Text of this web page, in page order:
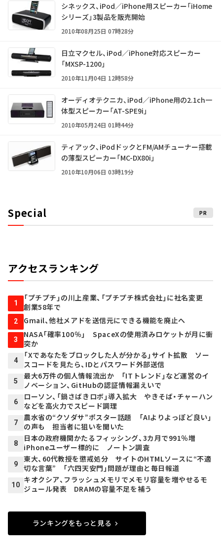
シネックス、iPod／iPhone用スピーカー「iHome
シリーズ」3製品を販売開始
2010年08月25日 07時28分
日立マクセル、iPod／iPhone対応スピーカー
「MXSP-1200」
2010年11月04日 12時58分
オーディオテクニカ、iPod／iPhone用の2.1ch一
体型スピーカー「AT-SPE9i」
2010年05月24日 01時44分
ティアック、iPodドックとFM/AMチューナー搭載
の薄型スピーカー「MC-DX80i」
2010年10月06日 03時19分
Special PR
アクセスランキング
1
「プチプチ」の川上産業、「プチプチ株式会社」に社名変更
創業58年で
2 Gmail、他社メアドを送信元にできる機能を廃止へ
3
NASA「確率100％」 SpaceXの使用済みロケットが月に衝
突か
4
「Xであなたをブロックした人が分かる」サイト拡散 ソー
スコードを見たら、IDとパスワード外部送信
5
最大6万件の個人情報流出か 「ITトレンド」など運営のイ
ノベーション、GitHubの認証情報漏えいで
6
ローソン、「鍋さばきロボ」導入拡大 やきそば・チャーハン
などを高火力でスピード調理
7
農水省の“クソダサ”ポスター話題 「AIよりよっぽど良い」
の声も 担当者に狙いを聞いた
8
日本の政府機関かたるフィッシング、3カ月で991％増
iPhoneユーザー標的に ノートン調査
9
東大、60代教授を懲戒処分 サイトのHTMLソースに“不適
切な言葉” 「六四天安門」問題が理由と毎日報道
10
キオクシア、フラッシュメモリでメモリ容量を増やせるモ
ジュール発表 DRAMの容量不足を補う
ランキングをもっと見る